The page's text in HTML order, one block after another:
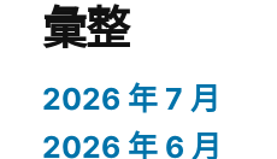
彙整
2026 年 7 月
2026 年 6 月